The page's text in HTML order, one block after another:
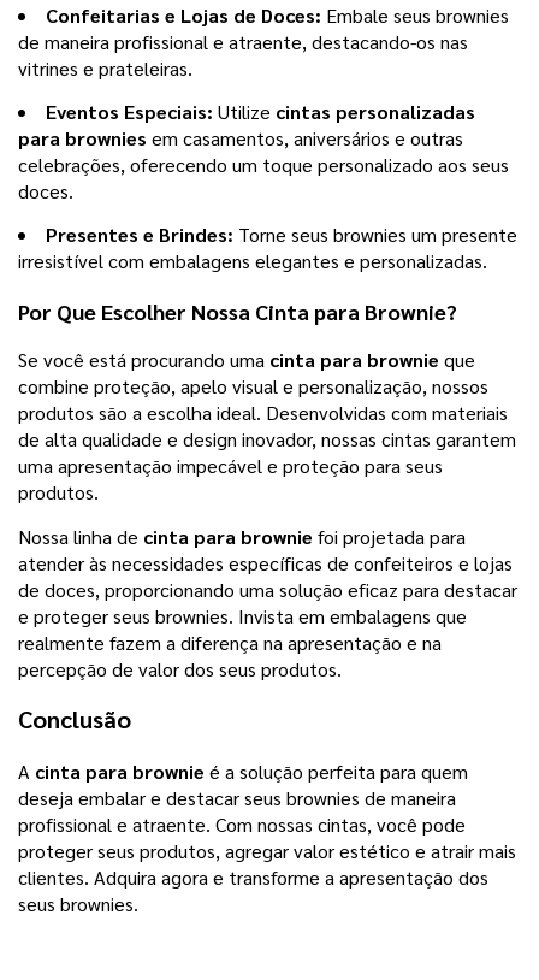
Confeitarias e Lojas de Doces: Embale seus brownies
de maneira profissional e atraente, destacando-os nas
vitrines e prateleiras.
Eventos Especiais: Utilize cintas personalizadas
para brownies em casamentos, aniversários e outras
celebrações, oferecendo um toque personalizado aos seus
doces.
Presentes e Brindes: Torne seus brownies um presente
irresistível com embalagens elegantes e personalizadas.
Por Que Escolher Nossa Cinta para Brownie?
Se você está procurando uma cinta para brownie que
combine proteção, apelo visual e personalização, nossos
produtos são a escolha ideal. Desenvolvidas com materiais
de alta qualidade e design inovador, nossas cintas garantem
uma apresentação impecável e proteção para seus
produtos.
Nossa linha de cinta para brownie foi projetada para
atender às necessidades específicas de confeiteiros e lojas
de doces, proporcionando uma solução eficaz para destacar
e proteger seus brownies. Invista em embalagens que
realmente fazem a diferença na apresentação e na
percepção de valor dos seus produtos.
Conclusão
A cinta para brownie é a solução perfeita para quem
deseja embalar e destacar seus brownies de maneira
profissional e atraente. Com nossas cintas, você pode
proteger seus produtos, agregar valor estético e atrair mais
clientes. Adquira agora e transforme a apresentação dos
seus brownies.